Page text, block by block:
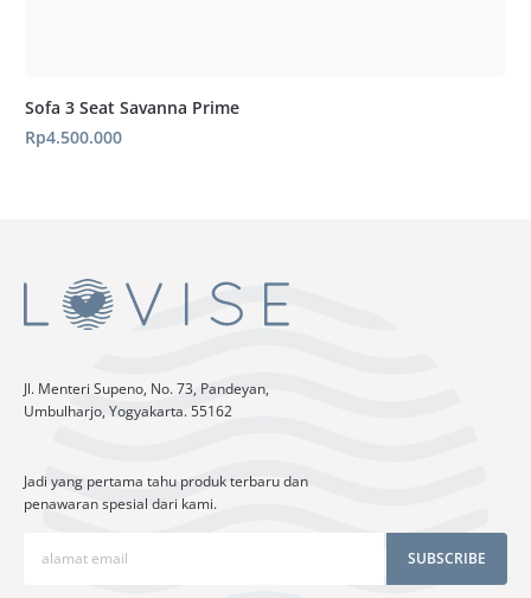
Sofa 3 Seat Savanna Prime
Rp4.500.000
Jl. Menteri Supeno, No. 73, Pandeyan,
Umbulharjo, Yogyakarta. 55162
Jadi yang pertama tahu produk terbaru dan
penawaran spesial dari kami.
SUBSCRIBE